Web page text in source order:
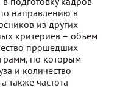
направлению в
из других
критериев – объем
прошедших
по которым
и количество
также частота